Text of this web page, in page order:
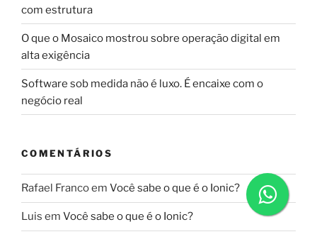
com estrutura
O que o Mosaico mostrou sobre operação digital em
alta exigência
Software sob medida não é luxo. É encaixe com o
negócio real
COMENTÁRIOS
Rafael Francoem Você sabe o que é o Ionic?
Luis em Você sabe o que é o Ionic?